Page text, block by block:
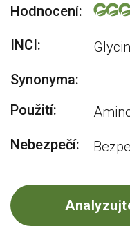
Hodnocení:
INCI:
Synonyma:
Použití:
Nebezpečí: